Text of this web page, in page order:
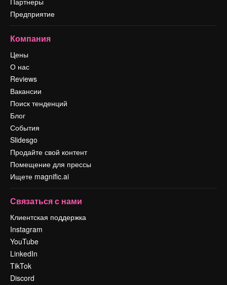
Предприятие
Компания
Цены
О нас
Reviews
Вакансии
Поиск тенденций
Блог
События
Slidesgo
Продайте свой контент
Помещение для прессы
Ищете magnific.ai
Связаться с нами
Клиентская поддержка
Instagram
YouTube
LinkedIn
TikTok
Discord